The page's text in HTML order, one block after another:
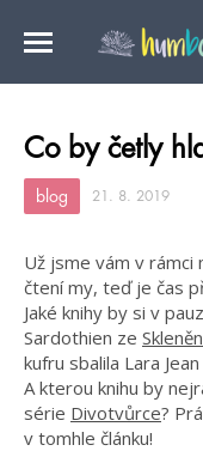
Co by četly
blog 21. 8. 2019
Už jsme vám v rámci
čtení my, teď je čas
Jaké knihy by si v
Sardothien ze
kufru sbalila Lara Jean
A kterou knihu by
série Divotvůrce?
v tomhle článku!